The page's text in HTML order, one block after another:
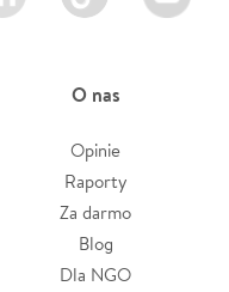
O nas
Opinie
Raporty
Za darmo
Blog
Dla NGO